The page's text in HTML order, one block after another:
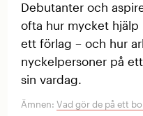
Debutanter och
ofta hur mycket hjälp
ett förlag – och hur
nyckelpersoner på
sin vardag.
Ämnen:Vad gör de på ett